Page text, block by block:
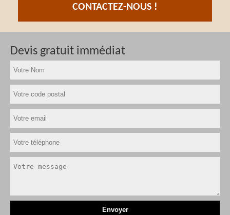
CONTACTEZ-NOUS !
Devis gratuit immédiat